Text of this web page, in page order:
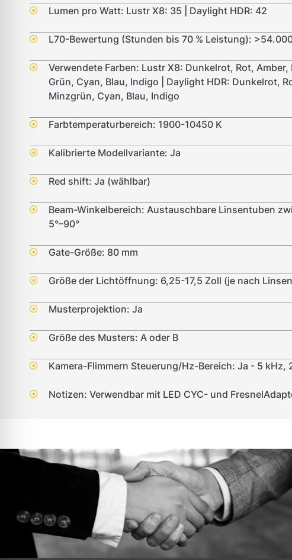
Lumen pro Watt: Lustr X8: 35 | Daylight HDR: 42
L70-Bewertung (Stunden bis 70 % Leistung):
Verwendete Farben: Lustr X8: Dunkelrot, Rot, Amber,
Grün, Cyan, Blau, Indigo | Daylight HDR: Dunkelrot,
Minzgrün, Cyan, Blau, Indigo
Farbtemperaturbereich: 1900-10450 K
Kalibrierte Modellvariante: Ja
Red shift: Ja (wählbar)
Beam-Winkelbereich: Austauschbare Linsentuben
5°–90°
Gate-Größe: 80 mm
Größe der Lichtöffnung: 6,25-17,5 Zoll (je nach
Musterprojektion: Ja
Größe des Musters: A oder B
Kamera-Flimmern Steuerung/Hz-Bereich: Ja - 5 kHz,
Notizen: Verwendbar mit LED CYC- und